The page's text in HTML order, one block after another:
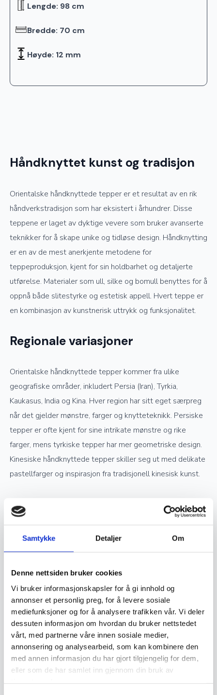
Samtykke Detaljer Om
Denne nettsiden bruker cookies
Vi bruker informasjonskapsler for å gi innhold og
annonser et personlig preg, for å levere sosiale
mediefunksjoner og for å analysere trafikken vår. Vi deler
dessuten informasjon om hvordan du bruker nettstedet
vårt, med partnerne våre innen sosiale medier,
annonsering og analysearbeid, som kan kombinere den
med annen informasjon du har gjort tilgjengelig for dem,
eller som de har samlet inn gjennom din bruk av
Lengde: 98 cm
Bredde: 70 cm
Høyde: 12 mm
Håndknyttet kunst og tradisjon
Orientalske håndknyttede tepper er et resultat av en rik
håndverkstradisjon som har eksistert i århundrer. Disse
teppene er laget av dyktige vevere som bruker avanserte
teknikker for å skape unike og tidløse design. Håndknytting
er en av de mest anerkjente metodene for
teppeproduksjon, kjent for sin holdbarhet og detaljerte
utførelse. Materialer som ull, silke og bomull benyttes for å
oppnå både slitestyrke og estetisk appell. Hvert teppe er
en kombinasjon av kunstnerisk uttrykk og funksjonalitet.
Regionale variasjoner
Orientalske håndknyttede tepper kommer fra ulike
geografiske områder, inkludert Persia (Iran), Tyrkia,
Kaukasus, India og Kina. Hver region har sitt eget særpreg
når det gjelder mønstre, farger og knytteteknikk. Persiske
tepper er ofte kjent for sine intrikate mønstre og rike
farger, mens tyrkiske tepper har mer geometriske design.
Kinesiske håndknyttede tepper skiller seg ut med delikate
pastellfarger og inspirasjon fra tradisjonell kinesisk kunst.
Verdsettelse og investering
Ekte håndknyttede orientalske tepper er ettertraktede
samlerobjekter og kan være en god investering. Jo høyere
knutetetthet spiller en stor rolle i vurderingen av et teppes
verdi, og godt vedlikeholdte håndknyttede tepper kan gå i
arv i generasjoner.
Vedlikehold og levetid
For å bevare et orientalsk håndknyttet teppe i god stand